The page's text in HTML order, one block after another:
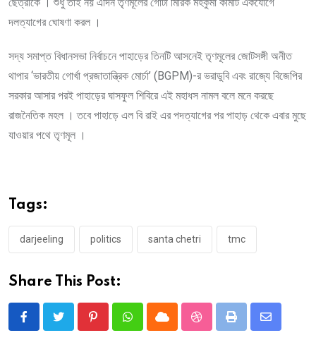
ছেত্রীকে । শুধু তাই নয় এদিন তৃণমূলের গোটা মিরিক মহকুমা কমিটি একযোগে
দলত্যাগের ঘোষণা করল ।
সদ্য সমাপ্ত বিধানসভা নির্বাচনে পাহাড়ের তিনটি আসনেই তৃণমূলের জোটসঙ্গী অনীত
থাপার ‘ভারতীয় গোর্খা প্রজাতান্ত্রিক মোর্চা’ (BGPM)-র ভরাডুবি এবং রাজ্যে বিজেপির
সরকার আসার পরই পাহাড়ের ঘাসফুল শিবিরে এই মহাধস নামল বলে মনে করছে
রাজনৈতিক মহল । তবে পাহাড়ে এল বি রাই এর পদত্যাগের পর পাহাড় থেকে এবার মুছে
যাওয়ার পথে তৃণমূল ।
Tags:
darjeeling politics santa chetri tmc
Share This Post:
PinterestWhatsappCloud StumbleUpon
Print
Share